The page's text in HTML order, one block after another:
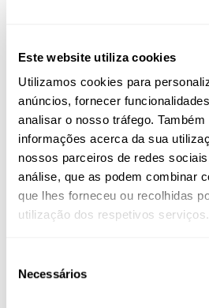
Este website utiliza cookies
Utilizamos cookies para
anúncios, fornecer
analisar o nosso tráfego. Também
informações acerca da sua
nossos parceiros de redes
análise, que as podem combinar
que lhes forneceu ou recolhidas
utilização dos respetivos serviços.
Necessários
Toque suave, maior conforto e
Level: Advanced